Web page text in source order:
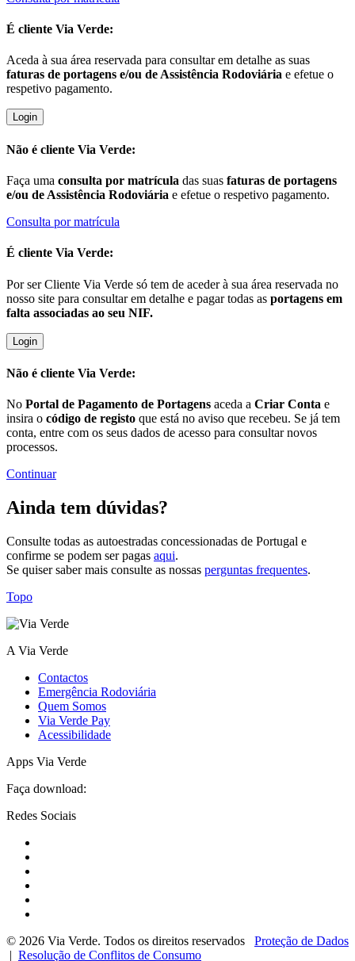
É cliente Via Verde:
Aceda à sua área reservada para consultar em detalhe as suas
faturas de portagens e/ou de Assistência Rodoviária e efetue o
respetivo pagamento.
Login
Não é cliente Via Verde:
Faça uma consulta por matrícula das suas faturas de portagens
e/ou de Assistência Rodoviária e efetue o respetivo pagamento.
Consulta por matrícula
É cliente Via Verde:
Por ser Cliente Via Verde só tem de aceder à sua área reservada no
nosso site para consultar em detalhe e pagar todas as portagens em
falta associadas ao seu NIF.
Login
Não é cliente Via Verde:
No Portal de Pagamento de Portagens aceda a Criar Conta e
insira o código de registo que está no aviso que recebeu. Se já tem
conta, entre com os seus dados de acesso para consultar novos
processos.
Continuar
Ainda tem dúvidas?
Consulte todas as autoestradas concessionadas de Portugal e
confirme se podem ser pagas aqui.
Se quiser saber mais consulte as nossas perguntas frequentes.
Topo
A Via Verde
Contactos
Emergência Rodoviária
Quem Somos
Via Verde Pay
Acessibilidade
Apps Via Verde
Faça download:
Redes Sociais
© 2026 Via Verde. Todos os direitos reservados
Proteção de Dados
| Resolução de Conflitos de Consumo